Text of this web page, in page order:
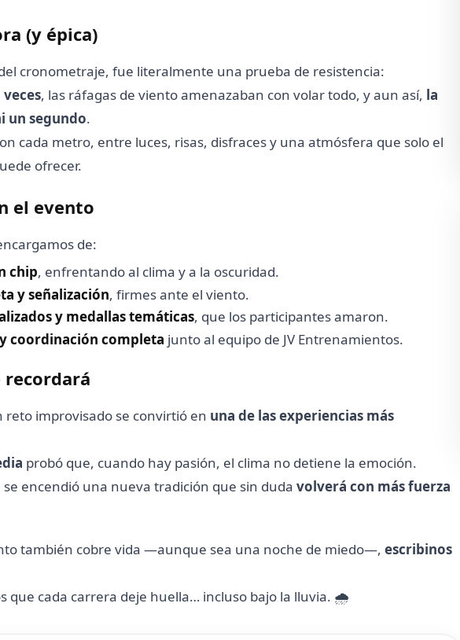
(y épica)
cronometraje, fue literalmente una prueba de resistencia:
, las ráfagas de viento amenazaban con volar todo, y aun así, la
un segundo.
cada metro, entre luces, risas, disfraces y una atmósfera que solo el
ofrecer.
el evento
de:
chip, enfrentando al clima y a la oscuridad.
y señalización, firmes ante el viento.
y medallas temáticas, que los participantes amaron.
coordinación completa junto al equipo de JV Entrenamientos.
recordará
reto improvisado se convirtió en una de las experiencias más
probó que, cuando hay pasión, el clima no detiene la emoción.
se encendió una nueva tradición que sin duda volverá con más fuerza
también cobre vida —aunque sea una noche de miedo—, escribinos
que cada carrera deje huella… incluso bajo la lluvia. 🌧️